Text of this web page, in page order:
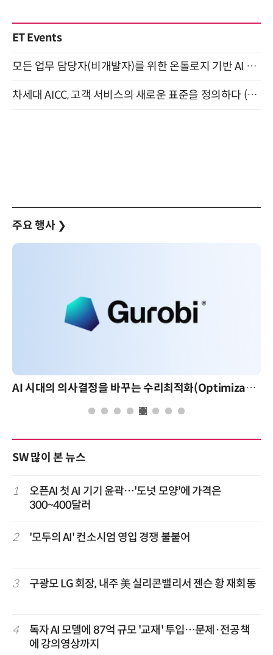
ET Events
모든 업무 담당자(비개발자)를 위한 온톨로지 기반 AI 지식체계 설계 1-day 워크숍 8월 20일 개최
차세대 AICC, 고객 서비스의 새로운 표준을 정의하다 (9/9)
주요 행사 ❯
AI 시대의 의사결정을 바꾸는 수리최적화(Optimization): 실제 산업 적용 사례와 활용 전략
SW 많이 본 뉴스
1
오픈AI 첫 AI 기기 윤곽…'도넛 모양'에 가격은
300~400달러
2 '모두의 AI' 컨소시엄 영입 경쟁 불붙어
3 구광모 LG 회장, 내주 美 실리콘밸리서 젠슨 황 재회동
4
독자 AI 모델에 87억 규모 '교재' 투입…문제·전공책
에 강의영상까지